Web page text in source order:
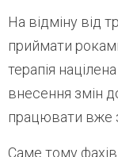
На відміну від
приймати
терапія
внесення змін
працювати вже
Саме тому